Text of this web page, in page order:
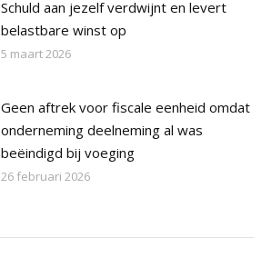
Schuld aan jezelf verdwijnt en levert
belastbare winst op
5 maart 2026
Geen aftrek voor fiscale eenheid omdat
onderneming deelneming al was
beëindigd bij voeging
26 februari 2026